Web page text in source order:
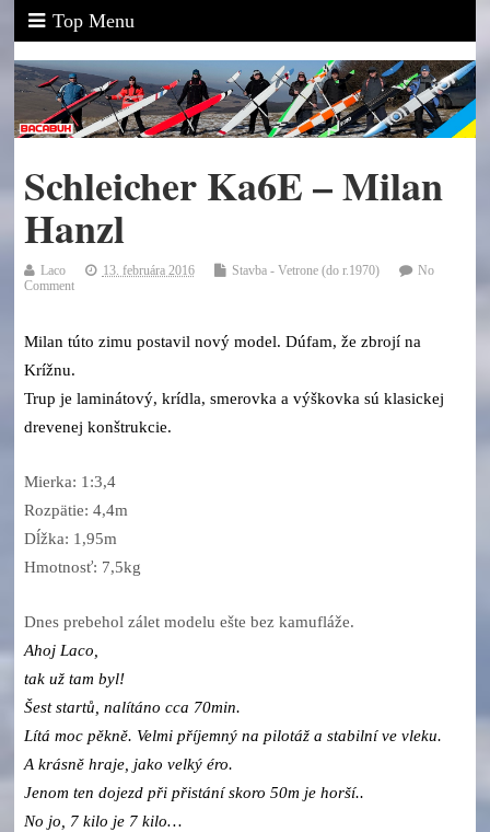
Top Menu
Schleicher Ka6E – Milan
Hanzl
Laco 13. februára 2016 Stavba - Vetrone (do r.1970)
No
Comment
Milan túto zimu postavil nový model. Dúfam, že zbrojí na
Krížnu.
Trup je laminátový, krídla, smerovka a výškovka sú klasickej
drevenej konštrukcie.
Mierka: 1:3,4
Rozpätie: 4,4m
Dĺžka: 1,95m
Hmotnosť: 7,5kg
Dnes prebehol zálet modelu ešte bez kamufláže.
Ahoj Laco,
tak už tam byl!
Šest startů, nalítáno cca 70min.
Lítá moc pěkně. Velmi příjemný na pilotáž a stabilní ve vleku.
A krásně hraje, jako velký éro.
Jenom ten dojezd při přistání skoro 50m je horší..
No jo, 7 kilo je 7 kilo…